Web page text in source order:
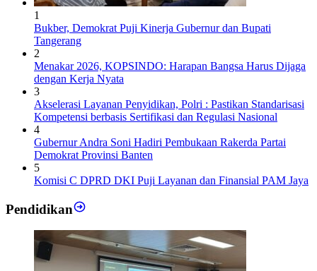
1
Bukber, Demokrat Puji Kinerja Gubernur dan Bupati
Tangerang
2
Menakar 2026, KOPSINDO: Harapan Bangsa Harus Dijaga
dengan Kerja Nyata
3
Akselerasi Layanan Penyidikan, Polri : Pastikan Standarisasi
Kompetensi berbasis Sertifikasi dan Regulasi Nasional
4
Gubernur Andra Soni Hadiri Pembukaan Rakerda Partai
Demokrat Provinsi Banten
5
Komisi C DPRD DKI Puji Layanan dan Finansial PAM Jaya
Pendidikan